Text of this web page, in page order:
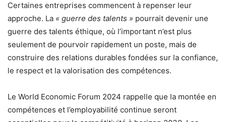
Certaines entreprises commencent à repenser leur
approche. La « guerre des talents » pourrait devenir une
guerre des talents éthique, où l’important n’est plus
seulement de pourvoir rapidement un poste, mais de
construire des relations durables fondées sur la confiance,
le respect et la valorisation des compétences.
Le World Economic Forum 2024 rappelle que la montée en
compétences et l’employabilité continue seront